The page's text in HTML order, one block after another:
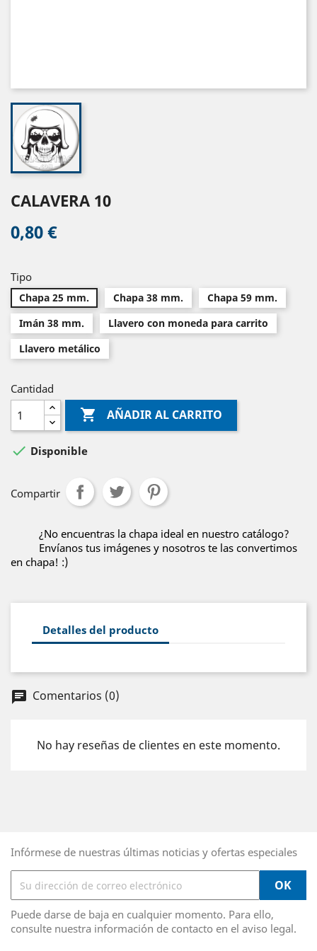
CALAVERA 10
0,80 €
Tipo
Chapa 25 mm. Chapa 38 mm.
Chapa 59 mm.
Imán 38 mm.
Llavero con moneda para carrito
Llavero metálico
Cantidad
 AÑADIR AL CARRITO
 Disponible
Compartir
¿No encuentras la chapa ideal en nuestro catálogo?
Envíanos tus imágenes y nosotros te las convertimos
en chapa! :)
Detalles del producto
chat Comentarios (0)
No hay reseñas de clientes en este momento.
Infórmese de nuestras últimas noticias y ofertas especiales
Puede darse de baja en cualquier momento. Para ello,
consulte nuestra información de contacto en el aviso legal.